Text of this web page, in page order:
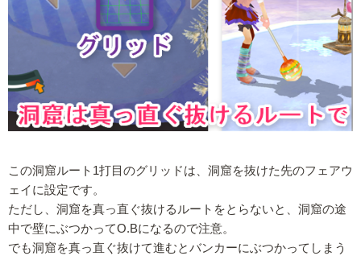
この洞窟ルート1打目のグリッドは、洞窟を抜けた先のフェアウ
ェイに設定です。
ただし、洞窟を真っ直ぐ抜けるルートをとらないと、洞窟の途
中で壁にぶつかってO.Bになるので注意。
でも洞窟を真っ直ぐ抜けて進むとバンカーにぶつかってしまう